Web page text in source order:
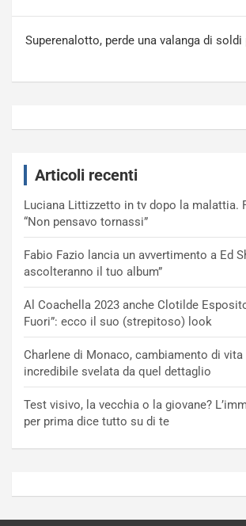
Superenalotto, perde una valanga di
Articoli recenti
Luciana Littizzetto in tv dopo la malattia.
“Non pensavo tornassi”
Fabio Fazio lancia un avvertimento a Ed
ascolteranno il tuo album”
Al Coachella 2023 anche Clotilde
Fuori”: ecco il suo (strepitoso) look
Charlene di Monaco, cambiamento di
incredibile svelata da quel dettaglio
Test visivo, la vecchia o la giovane?
per prima dice tutto su di te